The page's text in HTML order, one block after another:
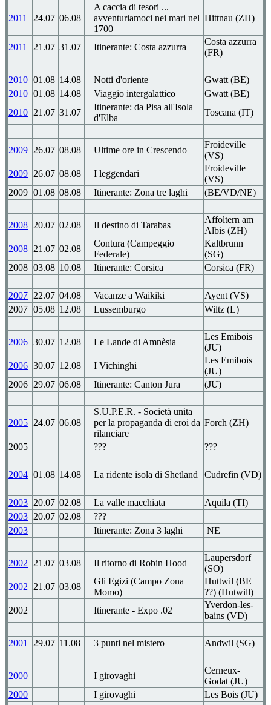
2011 24.07 06.08
A caccia di tesori ...
avventuriamoci nei mari nel
1700
Hittnau (ZH)
2011 21.07 31.07 Itinerante: Costa azzurra
Costa azzurra
(FR)
2010 01.08 14.08 Notti d'oriente
Gwatt (BE)
2010 01.08 14.08 Viaggio intergalattico
Gwatt (BE)
2010 21.07 31.07
Itinerante: da Pisa all'Isola
d'Elba
Toscana (IT)
2009 26.07 08.08 Ultime ore in Crescendo
Froideville
(VS)
2009 26.07 08.08 I leggendari
Froideville
(VS)
2009 01.08 08.08 Itinerante: Zona tre laghi (BE/VD/NE)
2008 20.07 02.08 Il destino di Tarabas
Affoltern am
Albis (ZH)
2008 21.07 02.08
Contura (Campeggio
Federale)
Kaltbrunn
(SG)
2008 03.08 10.08 Itinerante: Corsica Corsica (FR)
2007 22.07 04.08 Vacanze a Waikiki
Ayent (VS)
2007 05.08 12.08 Lussemburgo Wiltz (L)
2006 30.07 12.08 Le Lande di Amnèsia
Les Emibois
(JU)
2006 30.07 12.08 I Vichinghi
Les Emibois
(JU)
2006 29.07 06.08 Itinerante: Canton Jura (JU)
2005 24.07 06.08
S.U.P.E.R. - Società unita
per la propaganda di eroi da
rilanciare
Forch (ZH)
2005 ??? ???
2004 01.08 14.08 La ridente isola di Shetland Cudrefin (VD)
2003 20.07 02.08 La valle macchiata
Aquila (TI)
2003 20.07 02.08
???
2003
Itinerante: Zona 3 laghi NE
2002 21.07 03.08 Il ritorno di Robin Hood
Laupersdorf
(SO)
2002
21.07 03.08
Gli Egizi (Campo Zona
Momo)
Huttwil (BE
??) (Hutwill)
2002
Itinerante - Expo .02
Yverdon-les-
bains (VD)
2001 29.07 11.08 3 punti nel mistero Andwil (SG)
2000 I girovaghi
Cerneux-
Godat (JU)
2000
I girovaghi Les Bois (JU)